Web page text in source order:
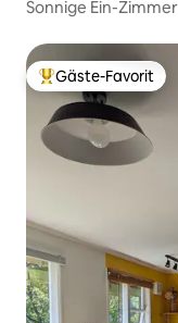
Sonnige Ein-
Beliebter Gäste-
Gäste-Favorit